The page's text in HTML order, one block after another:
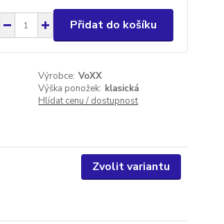
Přidat do košíku
Výrobce: VoXX
Výška ponožek: klasická
Hlídat cenu / dostupnost
Zvolit variantu